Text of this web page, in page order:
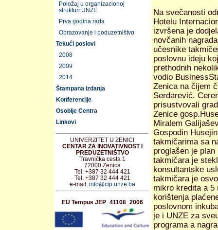
Položaj u organizacionoj
strukturi UNZE
Prva godina rada
Obrazovanje i poduzetništvo
Tekući poslovi
2008
2009
2014
Štampana izdanja
Konferencije
Osoblje Centra
Linkovi
UNIVERZITET U ZENICI
CENTAR ZA INOVATIVNOST I
PREDUZETNIŠTVO
Travnička cesta 1
72000 Zenica
Tel. +387 32 444 421
Tel. +387 32 444 421
e-mail: info@cip.unze.ba
EU Tempus JEP_41108_2006
Na svečanosti
Hotelu
izvršena je
novčanih
učesnike
poslovnu ideju
prethodnih
vodio
Zenica na čijem
Serdarević.
prisustvovali
Zenice
Miralem
Gospodin
takmičarima sa
proglašen je
takmičara je
konsultantske
takmičara je
mikro kredita a 5
korištenja
poslovnom
je i UNZE za
programa a